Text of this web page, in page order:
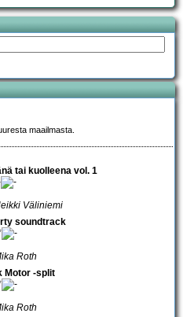
maailmasta.
tai kuolleena vol. 1
Väliniemi
soundtrack
Roth
Motor -split
Roth